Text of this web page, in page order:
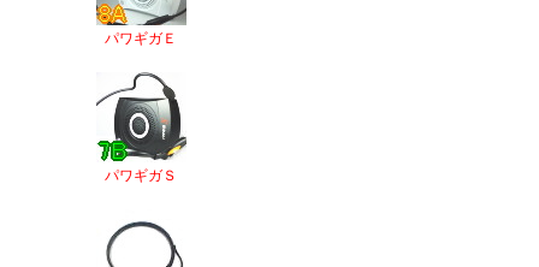
パワギガＥ
パワギガＳ